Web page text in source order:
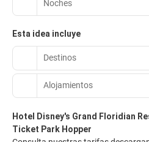
Noches
Esta idea incluye
Destinos
Alojamientos
Hotel Disney's Grand Floridian
Ticket Park Hopper